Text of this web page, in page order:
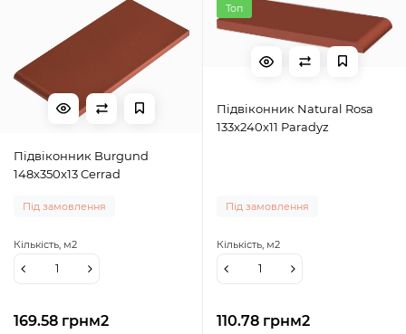
Підвіконник Burgund
148x350x13 Cerrad
Під замовлення
169.58 грнм2
Кількість, м2
Топ
Підвіконник Natural Rosa
133x240x11 Paradyz
Під замовлення
110.78 грнм2
Кількість, м2